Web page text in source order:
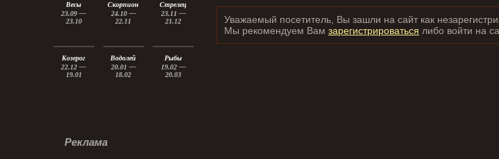
Весы
23.09 —
23.10
Скорпион
24.10 —
22.11
Стрелец
23.11 —
21.12
Козерог
22.12 —
19.01
Водолей
20.01 —
18.02
Рыбы
19.02 —
20.03
Реклама
Уважаемый посетитель, Вы зашли на сайт как
Мы рекомендуем Вам зарегистрироваться либо войти на